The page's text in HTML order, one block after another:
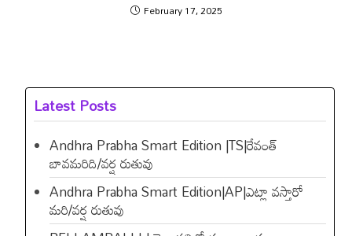
February 17, 2025
Latest Posts
Andhra Prabha Smart Edition |TS|రేవంత్​
బావమరిది/వర్ష రుతువు
Andhra Prabha Smart Edition|AP|ఎట్లా వస్తారో
మరి/వర్ష రుతువు